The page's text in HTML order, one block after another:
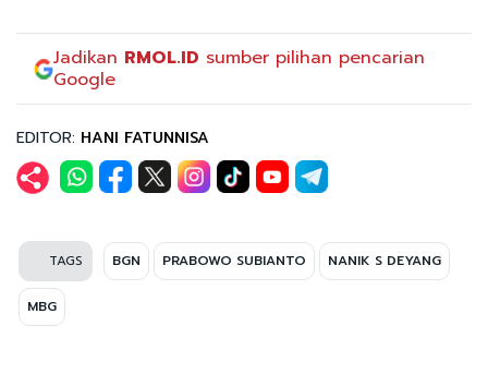
Jadikan RMOL.ID sumber pilihan pencarian
Google
EDITOR: HANI FATUNNISA
TAGS BGN PRABOWO SUBIANTO NANIK S DEYANG
MBG